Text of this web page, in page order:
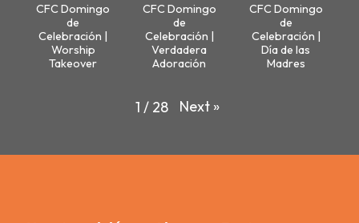
CFC Domingo
de
Celebración |
Worship
Takeover
CFC Domingo
de
Celebración |
Verdadera
Adoración
CFC Domingo
de
Celebración |
Día de las
Madres
1 / 28 Next »